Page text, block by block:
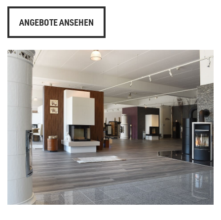
ANGEBOTE ANSEHEN